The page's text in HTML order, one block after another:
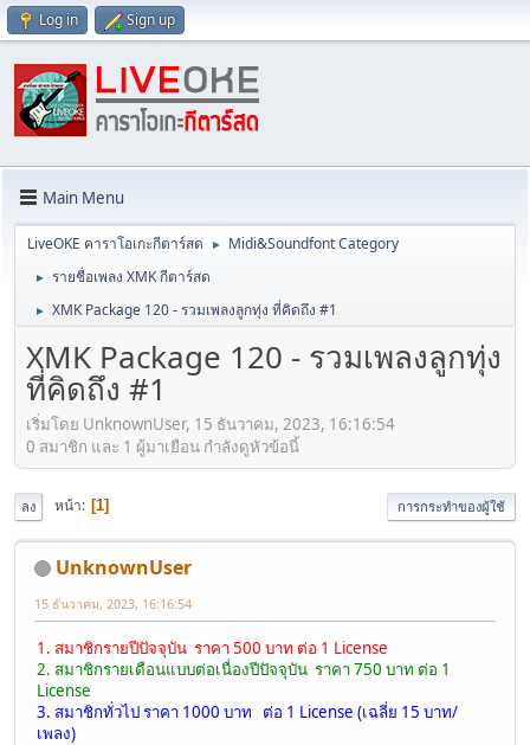
Log in Sign up
Main Menu
LiveOKE คาราโอเกะกีตาร์สด ► Midi&Soundfont Category
► รายชื่อเพลง XMK กีตาร์สด
► XMK Package 120 - รวมเพลงลูกทุ่ง ที่คิดถึง #1
XMK Package 120 - รวมเพลงลูกทุ่ง
ที่คิดถึง #1
เริ่มโดย UnknownUser, 15 ธันวาคม, 2023, 16:16:54
0 สมาชิก และ 1 ผู้มาเยือน กำลังดูหัวข้อนี้
ลง หน้า 1 การกระทำของผู้ใช้
UnknownUser
15 ธันวาคม, 2023, 16:16:54
1. สมาชิกรายปีปัจจุบัน ราคา 500 บาท ต่อ 1 License
2. สมาชิกรายเดือนแบบต่อเนื่องปีปัจจุบัน ราคา 750 บาท ต่อ 1
License
3. สมาชิกทั่วไป ราคา 1000 บาท ต่อ 1 License (เฉลี่ย 15 บาท/
เพลง)